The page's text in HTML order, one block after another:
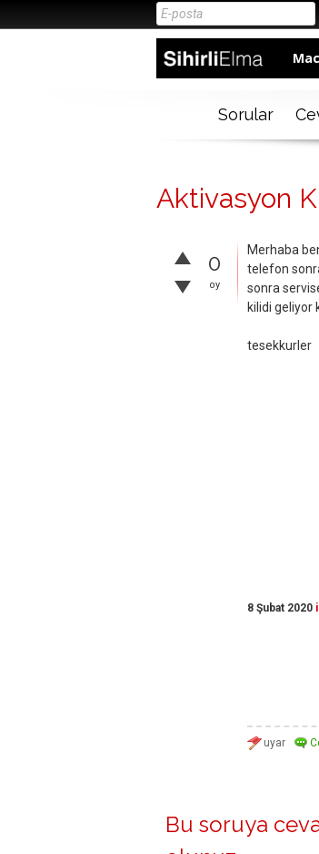
Mac
Sorular
Aktivasyon
0
oy
Merhaba
telefon
sonra
kilidi geliyor
tesekkurler
8 Şubat 2020
Bu soruya